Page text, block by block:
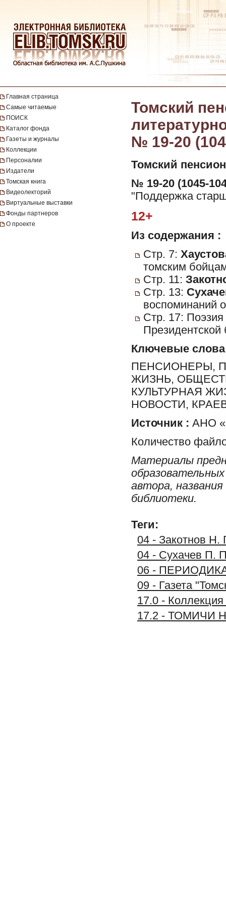
Главная страница
Самые читаемые
ПОИСК
Каталог фонда
Газеты и журналы
Коллекции
Персоналии
Издатели
Томская книга
Видеолекторий
Виртуальные выставки
Фонды партнеров
О проекте
Томский
№ 19-20
Томский
№ 19-20 (1045-
"Поддержка
12+
Из содержания :
Стр. 7:
томским
Стр. 11:
Стр. 13:
воспоминаний
Стр. 17: Поэзия
Ключевые слова
ПЕНСИОНЕРЫ,
ЖИЗНЬ,
КУЛЬТУРНАЯ
НОВОСТИ,
Источник : АНО
Количество
Материалы
автора,
библиотеки.
Теги:
04 - Закотнов Н.
04 - Сухачев П.
06 -
09 - Газета
17.0 -
17.2 - ТОМИЧИ